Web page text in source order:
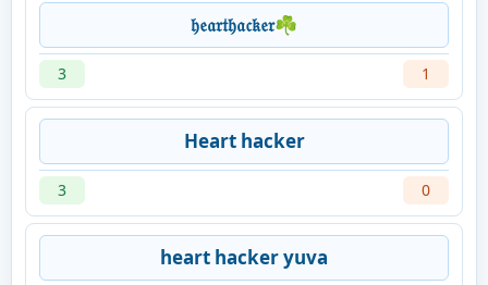
𝔥𝔢𝔞𝔯𝔱𝔥𝔞𝔠𝔨𝔢𝔯☘
3 1
Heart hacker
3 0
heart hacker yuva